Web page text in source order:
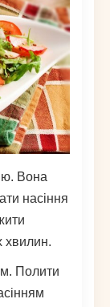
Вона
насіння
хвилин.
Полити